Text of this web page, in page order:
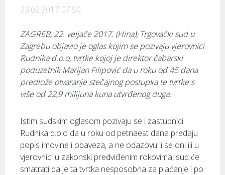
23.02.2017 07:50
ZAGREB, 22. veljače 2017. (Hina), Trgovački sud u
Zagrebu objavio je oglas kojim se pozivaju vjerovnici
Rudnika d.o.o, tvrtke kojoj je direktor čabarski
poduzetnik Marijan Filipović da u roku od 45 dana
predlože otvaranje stečajnog postupka te tvrtke s
više od 22,9 milijuna kuna utvrđenog duga.
Istim sudskim oglasom pozivaju se i zastupnici
Rudnika d.o.o da u roku od petnaest dana predaju
popis imovine i obaveza, a ne odazovu li se oni ili u
vjerovnici u zakonski predviđenim rokovima, sud će
smatrati da je ta tvrtka nesposobna za plaćanje i po